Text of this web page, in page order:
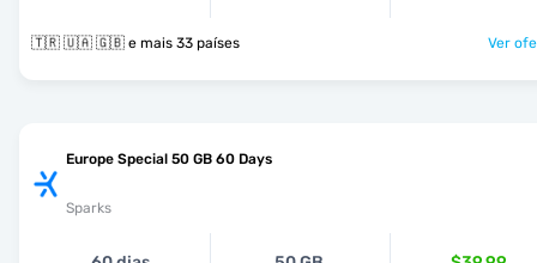
🇹🇷 🇺🇦 🇬🇧 e mais 33 países Ver
Europe Special 50 GB 60 Days
Sparks